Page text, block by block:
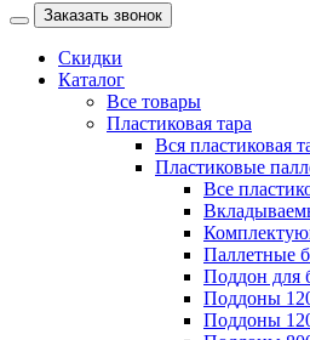
Заказать звонок
Скидки
Каталог
Все товары
Пластиковая тара
Вся пластиковая
Пластиковые
Все
Паллетные
Поддон для
Поддоны
Поддоны